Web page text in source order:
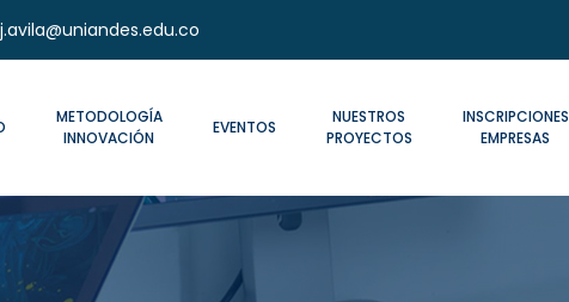
METODOLOGÍA
INNOVACIÓN
EVENTOS
NUESTROS
PROYECTOS
INSCRIPCIONES
EMPRESAS